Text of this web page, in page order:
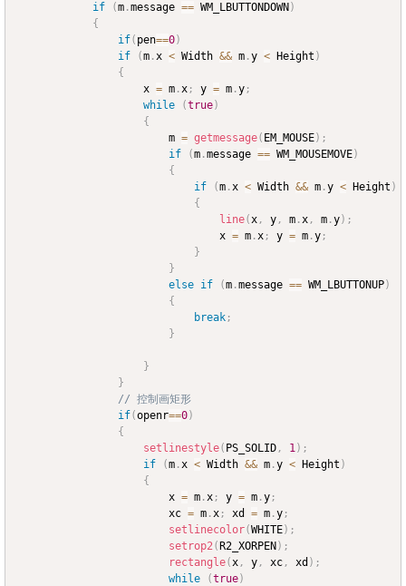
if
(m .message == WM_LBUTTONDOWN )
{
if( pen==0)
if
(m .x < Width && m .y < Height )
{
					x
= m .x ; y = m .y ;
while
(true)
{
						m
= getmessage( EM_MOUSE) ;
if
(m .message == WM_MOUSEMOVE)
{
if
(m .x < Width && m .y < Height )
{
line(x , y , m .x , m .y) ;
								x
= m .x ; y = m .y ;
}
}
else if (m .message == WM_LBUTTONUP)
{
break ;
}
}
}
// 控制画矩形
if(openr==0)
{
setlinestyle( PS_SOLID , 1) ;
if
(m .x < Width && m .y < Height )
{
						x
= m .x ; y = m .y ;
						xc
= m .x ; xd = m .y ;
setlinecolor(WHITE) ;
setrop2( R2_XORPEN ) ;
rectangle(x , y , xc , xd ) ;
while
(true)